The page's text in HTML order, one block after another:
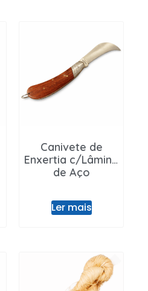
Canivete de
Enxertia c/Lâmina
de Aço
Ler mais